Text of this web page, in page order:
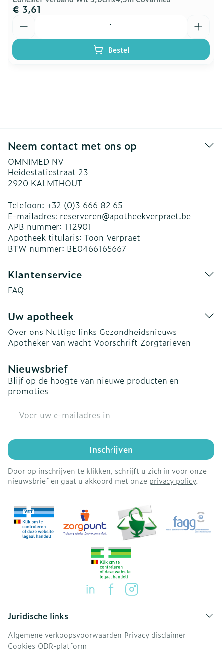
€ 3,61
Bestel
Neem contact met ons op
OMNIMED NV
Heidestatiestraat 23
2920 KALMTHOUT
Telefoon: +32 (0)3 666 82 65
E-mailadres: reserveren@apotheekverpraet.be
APB nummer: 112901
Apotheek titularis: Toon Verpraet
BTW nummer: BE0466165667
Klantenservice
FAQ
Uw apotheek
Over ons Nuttige links Gezondheidsnieuws
Apotheker van wacht Voorschrift Zorgtarieven
Nieuwsbrief
Blijf op de hoogte van nieuwe producten en
promoties
Inschrijven
Door op inschrijven te klikken, schrijft u zich in voor onze
nieuwsbrief en gaat u akkoord met onze privacy policy.
Juridische links
Algemene verkoopsvoorwaarden Privacy disclaimer
Cookies ODR-platform